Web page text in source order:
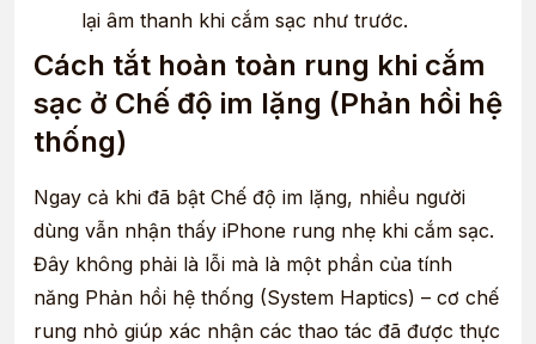
lại âm thanh khi cắm sạc như trước.
Cách tắt hoàn toàn rung khi cắm
sạc ở Chế độ im lặng (Phản hồi hệ
thống)
Ngay cả khi đã bật Chế độ im lặng, nhiều người
dùng vẫn nhận thấy iPhone rung nhẹ khi cắm sạc.
Đây không phải là lỗi mà là một phần của tính
năng Phản hồi hệ thống (System Haptics) – cơ chế
rung nhỏ giúp xác nhận các thao tác đã được thực